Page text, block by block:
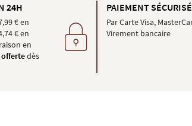
24H
€ en
€ en
en
offertedès
PAIEMENT SÉCURISÉ
Par Carte Visa,
Virement bancaire